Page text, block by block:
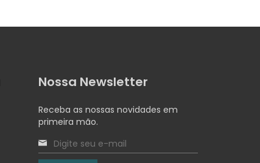
Nossa Newsletter
Receba as nossas novidades em
primeira mão.